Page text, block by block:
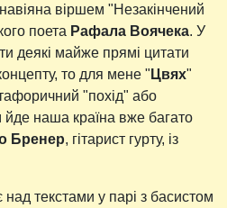
віршем "Незакінчений
поета Рафала Воячека. У
деякі майже прямі цитати
то для мене " Цвях"
"похід" або
наша країна вже багато
Бренер, гітарист гурту, із
текстами у парі з басистом